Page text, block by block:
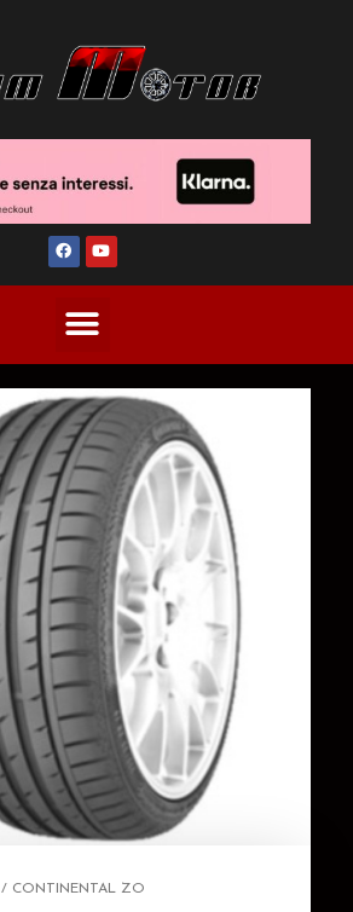
/ CONTINENTAL ZO